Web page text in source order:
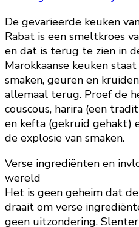
De gevarieerde keuken
Rabat is een smeltkroes
en dat is terug te zien in
Marokkaanse keuken
smaken, geuren en
allemaal terug. Proef de
couscous, harira (een
en kefta (gekruid gehakt)
de explosie van smaken.
Verse ingrediënten en
wereld
Het is geen geheim dat
draait om verse
geen uitzondering.